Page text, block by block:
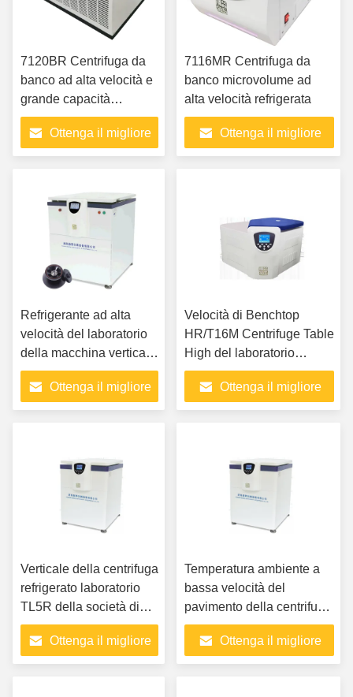
7120BR Centrifuga da
banco ad alta velocità e
grande capacità
refrigerata
Ottenga il migliore
7116MR Centrifuga da
banco microvolume ad
alta velocità refrigerata
Ottenga il migliore
Refrigerante ad alta
velocità del laboratorio
della macchina verticale
R404a della centrifuga
Ottenga il migliore
Velocità di Benchtop
HR/T16M Centrifuge Table
High del laboratorio
refrigerata
Ottenga il migliore
Verticale della centrifuga
refrigerato laboratorio
TL5R della società di
biotecnologia
Ottenga il migliore
Temperatura ambiente a
bassa velocità del
pavimento della centrifuga
di DD5M University
Vertical Laboratory
Ottenga il migliore